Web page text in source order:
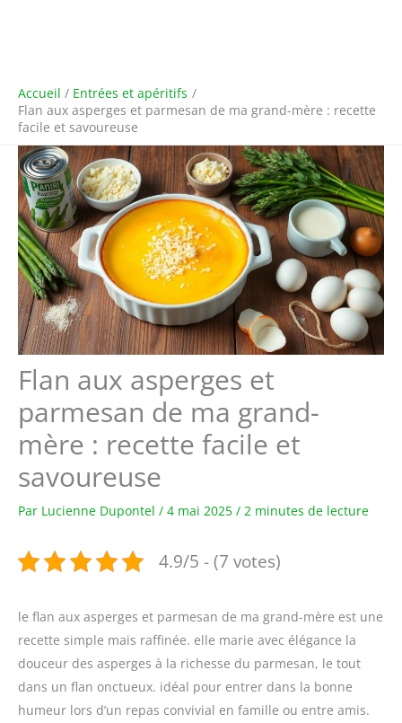
Accueil
Entrées et apéritifs
Flan aux asperges et parmesan de ma grand-mère : recette
facile et savoureuse
Flan aux asperges et
parmesan de ma grand-
mère : recette facile et
savoureuse
Par Lucienne Dupontel / 4 mai 2025 / 2 minutes de lecture
4.9/5 - (7 votes)
le flan aux asperges et parmesan de ma grand-mère est une
recette simple mais raffinée. elle marie avec élégance la
douceur des asperges à la richesse du parmesan, le tout
dans un flan onctueux. idéal pour entrer dans la bonne
humeur lors d’un repas convivial en famille ou entre amis.